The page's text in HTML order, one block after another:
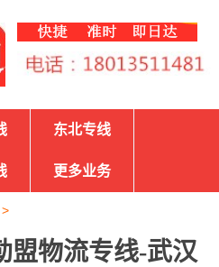
东北专线
更多业务
>
盟物流专线-武汉